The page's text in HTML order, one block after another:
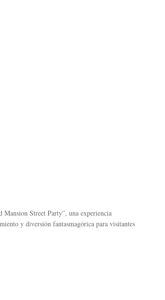
Mansion Street Party”, una experiencia
y diversión fantasmagórica para visitantes